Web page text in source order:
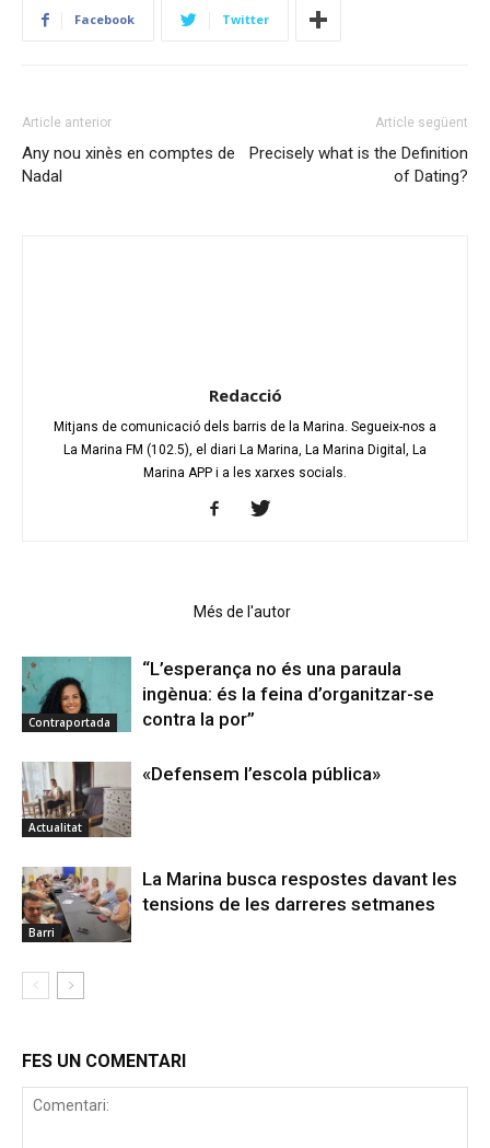
Facebook Twitter
Article anterior
Any nou xinès en comptes de
Nadal
Article següent
Precisely what is the Definition
of Dating?
Redacció
Mitjans de comunicació dels barris de la Marina. Segueix-nos a
La Marina FM (102.5), el diari La Marina, La Marina Digital, La
Marina APP i a les xarxes socials.
Més de l'autor
Contraportada
“L’esperança no és una paraula
ingènua: és la feina d’organitzar-se
contra la por”
Actualitat
«Defensem l’escola pública»
Barri
La Marina busca respostes davant les
tensions de les darreres setmanes
FES UN COMENTARI